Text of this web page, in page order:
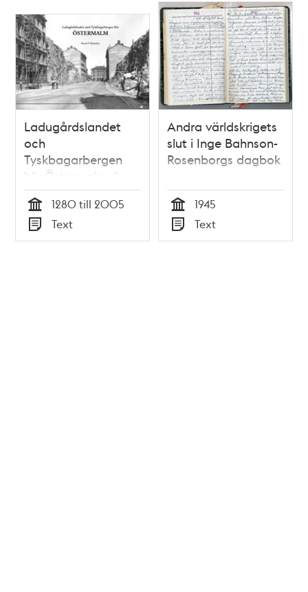
Ladugårdslandet
och
Tyskbagarbergen
blir Östermalm /
Raoul F. Boström
Tid
1280 till 2005
Typ
Text
Andra världskrigets
slut i Inge Bahnson-
Rosenborgs dagbok
Tid
1945
Typ
Text